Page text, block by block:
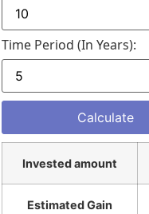
Time Period (in Years):
Invested amount
Estimated Gain